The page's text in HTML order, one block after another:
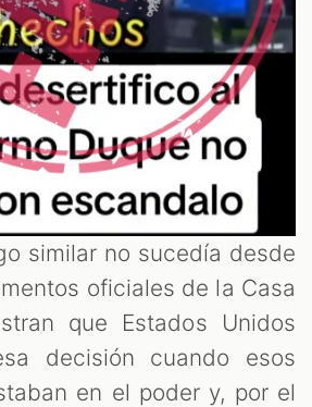
similar no sucedía desde
oficiales de la Casa
que Estados Unidos
decisión cuando esos
en el poder y, por el